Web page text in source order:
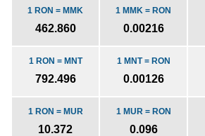
1 MMK = RON
0.00216
1 RON = MMK
462.860
1 MNT = RON
0.00126
1 RON = MNT
792.496
1 MUR = RON
0.096
1 RON = MUR
10.372